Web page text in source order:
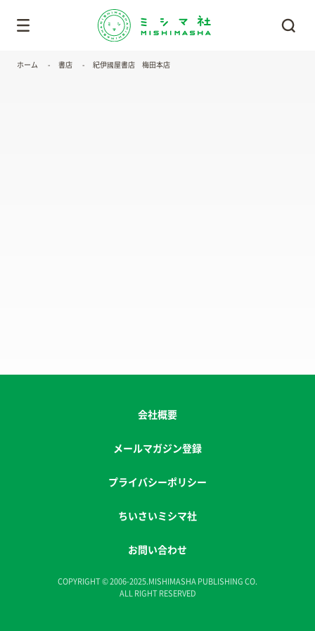
ホーム 書店 紀伊國屋書店 梅田本店
会社概要
メールマガジン登録
プライバシーポリシー
ちいさいミシマ社
お問い合わせ
COPYRIGHT © 2006-2025.MISHIMASHA PUBLISHING CO.
ALL RIGHT RESERVED